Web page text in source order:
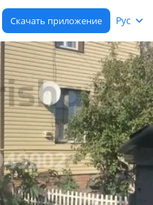
Скачать приложение Рус